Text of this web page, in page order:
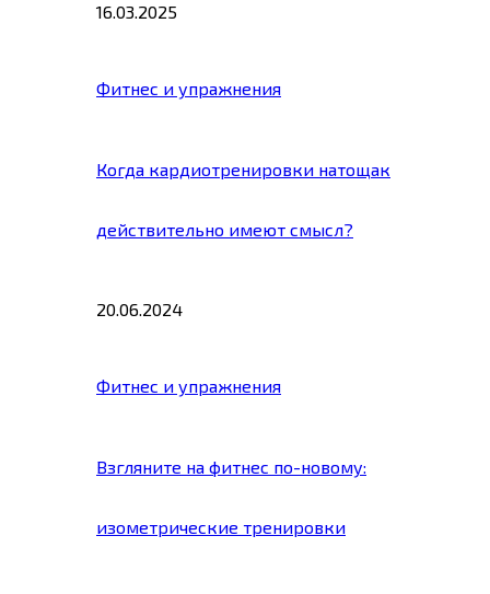
16.03.2025
Фитнес и упражнения
Когда кардиотренировки натощак
действительно имеют смысл?
20.06.2024
Фитнес и упражнения
Взгляните на фитнес по-новому:
изометрические тренировки